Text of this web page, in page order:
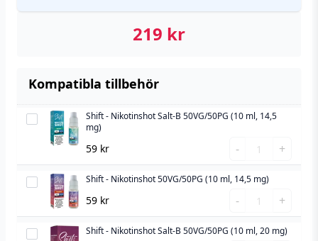
219 kr
Kompatibla tillbehör
Shift
Nikotinshot
Salt-
B
50VG/50PG
(10
Shift - Nikotinshot Salt-B 50VG/50PG (10 ml, 14,5
mg)
59 kr -
Shift
-
Nikotinshot
Salt-
B
50VG/50PG
+
Shift
Nikotinshot
50VG/50PG
Shift - Nikotinshot 50VG/50PG (10 ml, 14,5 mg)
59 kr -
Shift
-
Nikotinshot
+
Shift
Shift - Nikotinshot Salt-B 50VG/50PG (10 ml, 20 mg)